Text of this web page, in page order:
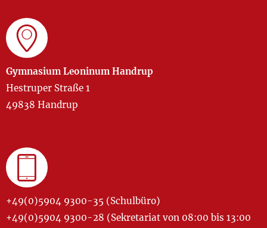
Gymnasium Leoninum Handrup
Hestruper Straße 1
49838 Handrup
+49(0)5904 9300-35 (Schulbüro)
+49(0)5904 9300-28 (Sekretariat von 08:00 bis 13:00